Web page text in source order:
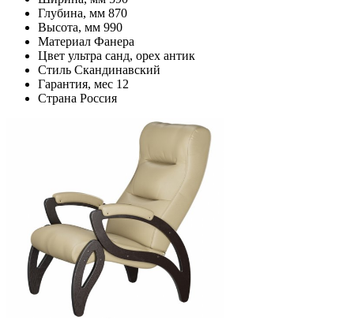
Глубина, мм 870
Высота, мм 990
Материал Фанера
Цвет ультра санд, орех антик
Стиль Скандинавский
Гарантия, мес 12
Страна Россия